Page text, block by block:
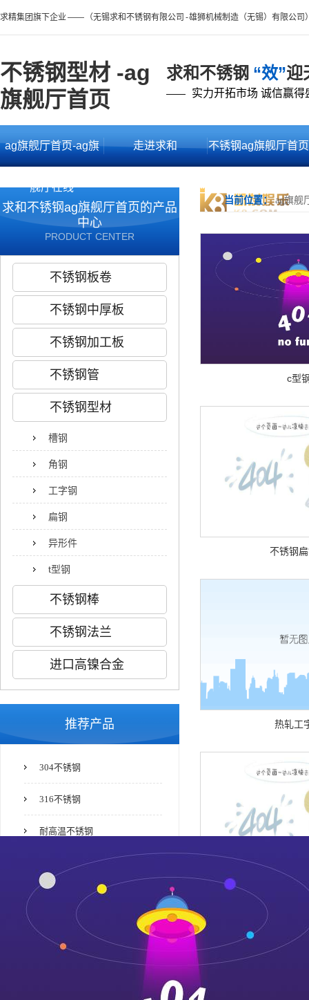
求精集团旗下企业 —— （无锡求和不锈钢有限公司 - 雄狮机械制造（无锡）有限公司
不锈钢型材 -ag
旗舰厅首页
求和不锈钢 “效”迎
—— 实力开拓市场 诚信赢得
ag旗舰厅首页-ag旗
舰厅在线
走进求和 不锈钢ag旗舰厅首页
当前位置： ag旗舰
c型
不锈钢
热轧工
求和不锈钢ag旗舰厅首页的产品
中心
PRODUCT CENTER
不锈钢板卷
不锈钢中厚板
不锈钢加工板
不锈钢管
不锈钢型材
槽钢
角钢
工字钢
扁钢
异形件
t型钢
不锈钢棒
不锈钢法兰
进口高镍合金
推荐产品
304不锈钢
316不锈钢
耐高温不锈钢
双相不锈钢
321不锈钢
联系求和